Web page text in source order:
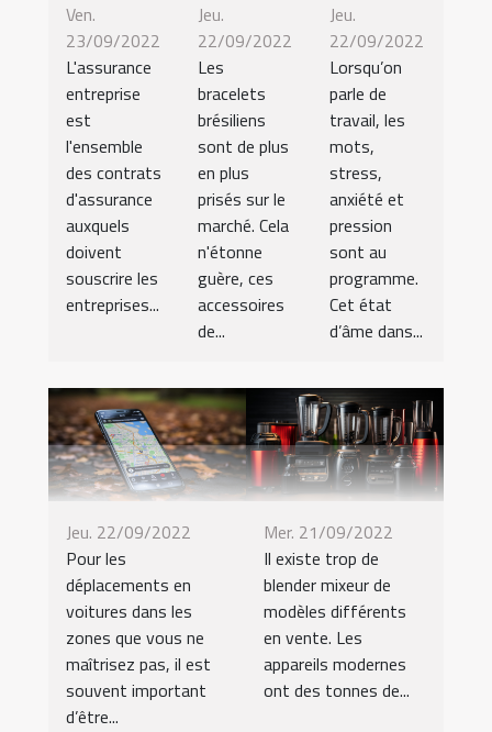
Ven.
23/09/2022
L'assurance
entreprise
est
l'ensemble
des contrats
d'assurance
auxquels
doivent
souscrire les
entreprises...
Jeu.
22/09/2022
Les
bracelets
brésiliens
sont de plus
en plus
prisés sur le
marché. Cela
n'étonne
guère, ces
accessoires
de...
Jeu.
22/09/2022
Lorsqu’on
parle de
travail, les
mots,
stress,
anxiété et
pression
sont au
programme.
Cet état
d’âme dans...
Jeu. 22/09/2022
Pour les
déplacements en
voitures dans les
zones que vous ne
maîtrisez pas, il est
souvent important
d’être...
Mer. 21/09/2022
Il existe trop de
blender mixeur de
modèles différents
en vente. Les
appareils modernes
ont des tonnes de...